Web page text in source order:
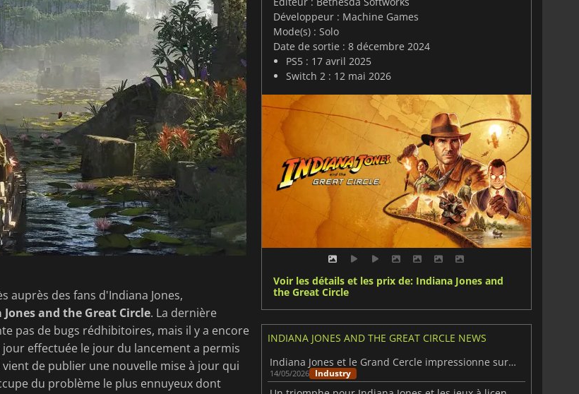
auprès des fans d'Indiana Jones,
and the Great Circle. La dernière
pas de bugs rédhibitoires, mais il y a encore
effectuée le jour du lancement a permis
de publier une nouvelle mise à jour qui
du problème le plus ennuyeux dont
Développeur : Machine Games
Mode(s) : Solo
Date de sortie : 8 décembre 2024
PS5 : 17 avril 2025
Switch 2 : 12 mai 2026
Voir les détails et les prix de: Indiana Jones and
the Great Circle
INDIANA JONES AND THE GREAT CIRCLE NEWS
Indiana Jones et le Grand Cercle impressionne sur Nintendo Switch 2
14/05/2026 Industry